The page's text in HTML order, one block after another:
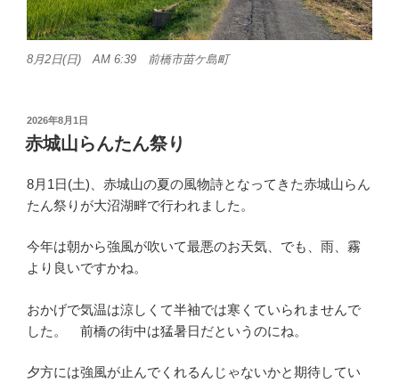
8月2日(日) AM 6:39 前橋市苗ケ島町
投
稿
日:
2026年8月1日
赤城山らんたん祭り
8月1日(土)、赤城山の夏の風物詩となってきた赤城山らん
たん祭りが大沼湖畔で行われました。
今年は朝から強風が吹いて最悪のお天気、でも、雨、霧
より良いですかね。
おかげで気温は涼しくて半袖では寒くていられませんで
した。 前橋の街中は猛暑日だというのにね。
夕方には強風が止んでくれるんじゃないかと期待してい